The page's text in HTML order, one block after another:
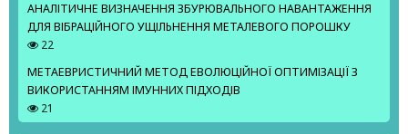
АНАЛІТИЧНЕ ВИЗНАЧЕННЯ ЗБУРЮВАЛЬНОГО НАВАНТАЖЕННЯ
ДЛЯ ВІБРАЦІЙНОГО УЩІЛЬНЕННЯ МЕТАЛЕВОГО ПОРОШКУ
22
МЕТАЕВРИСТИЧНИЙ МЕТОД ЕВОЛЮЦІЙНОЇ ОПТИМІЗАЦІЇ З
ВИКОРИСТАННЯМ ІМУННИХ ПІДХОДІВ
21